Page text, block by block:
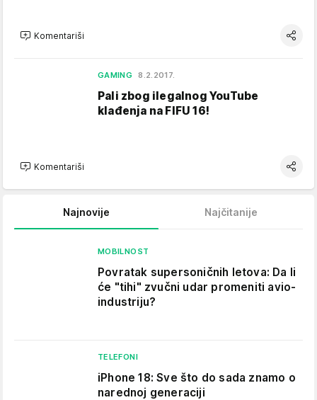
Komentariši
GAMING 8.2.2017.
Pali zbog ilegalnog YouTube
klađenja na FIFU 16!
Komentariši
Najnovije Najčitanije
MOBILNOST
Povratak supersoničnih letova: Da li
će "tihi" zvučni udar promeniti avio-
industriju?
TELEFONI
iPhone 18: Sve što do sada znamo o
narednoj generaciji